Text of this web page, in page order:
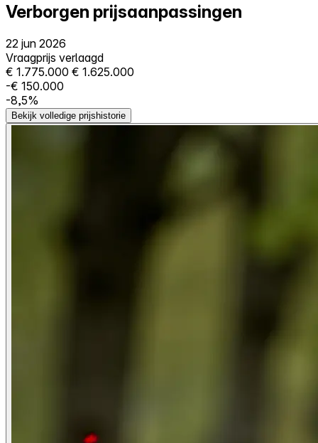
Verborgen prijsaanpassingen
22 jun 2026
Vraagprijs verlaagd
€ 1.775.000 € 1.625.000
-€ 150.000
-8,5%
Bekijk volledige prijshistorie